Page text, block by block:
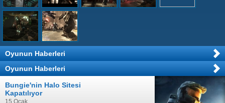
Oyunun Haberleri
Oyunun Haberleri
Bungie'nin Halo Sitesi
Kapatılıyor
15 Ocak